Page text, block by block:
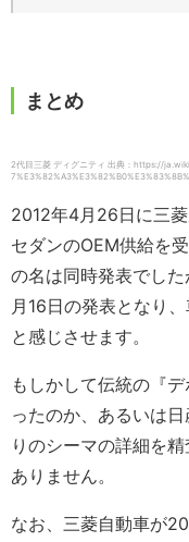
まとめ
2代目三菱 ディグニティ 出典：https://
2012年4月26日に三
セダンのOEM供給を
の名は同時発表でし
月16日の発表となり
と感じさせます。
もしかして伝統の『
ったのか、あるいは
りのシーマの詳細を
ありません。
なお、三菱自動車が